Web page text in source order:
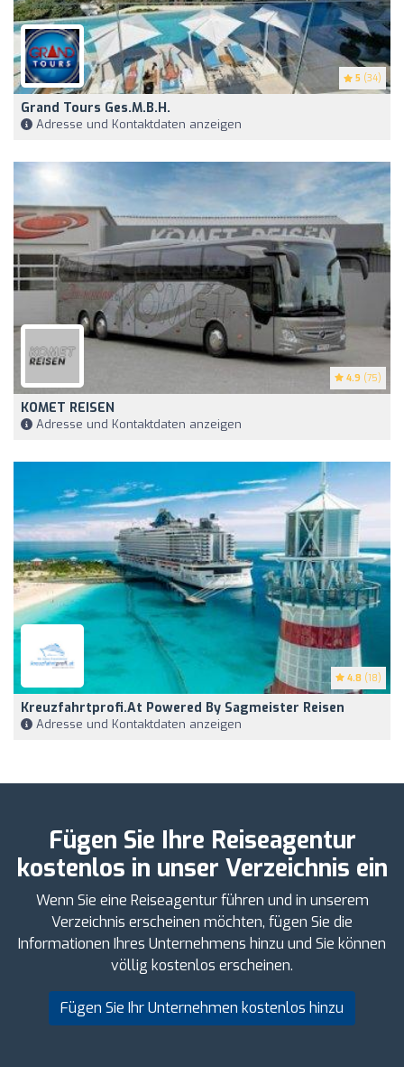
5 (34)
Grand Tours Ges.m.b.H.
Adresse und Kontaktdaten anzeigen
4.9 (75)
KOMET REISEN
Adresse und Kontaktdaten anzeigen
4.8 (18)
Kreuzfahrtprofi.at Powered By Sagmeister Reisen
Adresse und Kontaktdaten anzeigen
Fügen Sie Ihre Reiseagentur
kostenlos in unser Verzeichnis ein
Wenn Sie eine Reiseagentur führen und in unserem
Verzeichnis erscheinen möchten, fügen Sie die
Informationen Ihres Unternehmens hinzu und Sie können
völlig kostenlos erscheinen.
Fügen Sie Ihr Unternehmen kostenlos hinzu